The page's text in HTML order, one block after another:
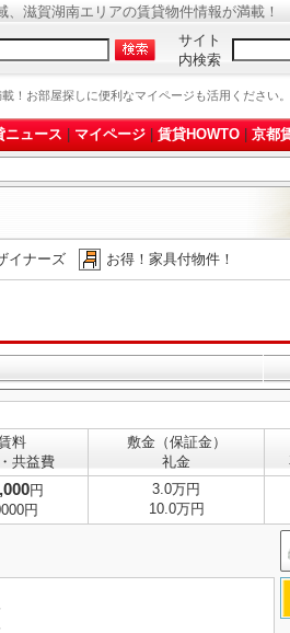
滋賀湖南エリアの賃貸物件情報が満載！
サイト
内検索
！お部屋探しに便利なマイページも活用ください。
ニュース マイページ 賃貸HOWTO 京都
イナーズ お得！家具付物件！
料
共益費
敷金（保証金）
礼金
円
円
3.0万円
10.0万円